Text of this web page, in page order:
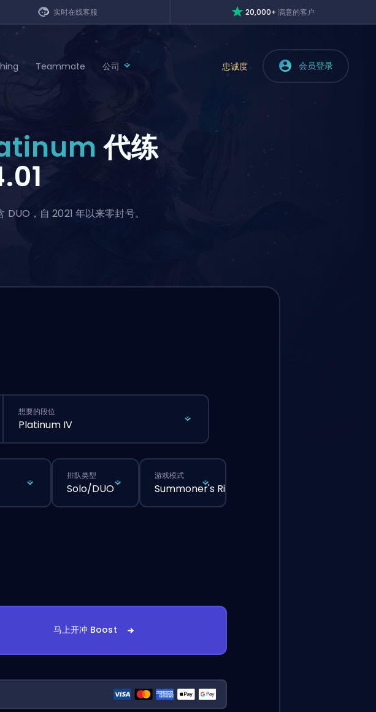
实时在线客服 20,000+满意的客户
Teammate 公司 忠诚度 会员登录
代练
，自 2021 年以来零封号。
想要的段位
Platinum IV
排队类型
Solo/DUO
游戏模式
Summoner's Rift
马上开冲 Boost